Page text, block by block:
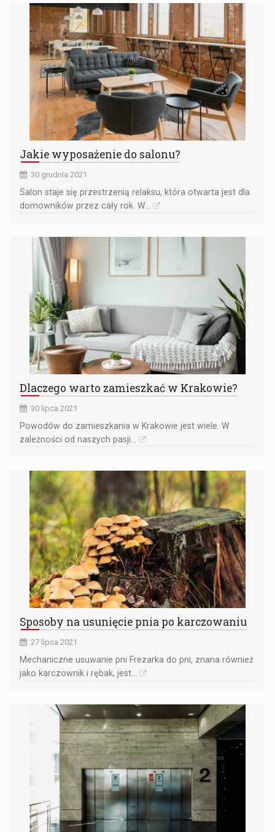
Jakie wyposażenie do salonu?
30 grudnia 2021
Salon staje się przestrzenią relaksu, która otwarta jest dla
domowników przez cały rok. W...
Dlaczego warto zamieszkać w Krakowie?
30 lipca 2021
Powodów do zamieszkania w Krakowie jest wiele. W
zależności od naszych pasji...
Sposoby na usunięcie pnia po karczowaniu
27 lipca 2021
Mechaniczne usuwanie pni Frezarka do pni, znana również
jako karczownik i rębak, jest...